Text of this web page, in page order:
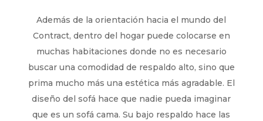
Además de la orientación hacia el mundo del
Contract, dentro del hogar puede colocarse en
muchas habitaciones donde no es necesario
buscar una comodidad de respaldo alto, sino que
prima mucho más una estética más agradable. El
diseño del sofá hace que nadie pueda imaginar
que es un sofá cama. Su bajo respaldo hace las